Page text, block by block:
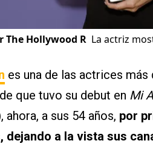
The Hollywood R La actriz
es una de las actrices
que tuvo su debut en Mi
ahora, a sus 54 años, por
dejando a la vista sus